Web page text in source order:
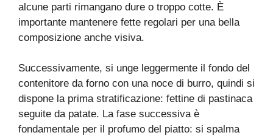
alcune parti rimangano dure o troppo cotte. È
importante mantenere fette regolari per una bella
composizione anche visiva.
Successivamente, si unge leggermente il fondo del
contenitore da forno con una noce di burro, quindi si
dispone la prima stratificazione: fettine di pastinaca
seguite da patate. La fase successiva è
fondamentale per il profumo del piatto: si spalma